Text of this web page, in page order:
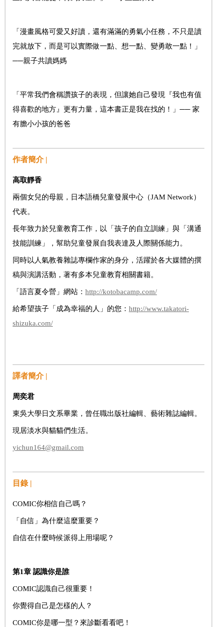
「漫畫風格可愛又好讀，還有滿滿的勇氣小任務，不只是讀
完就放下，而是可以實際做一點、想一點、變勇敢一點！」
──親子共讀媽媽
「平常我們會稱讚孩子的表現，但讓她自己發現『我也有值
得喜歡的地方』更有力量，這本書正是我在找的！」── 家
有膽小小孩的爸爸
作者簡介 |
高取靜香
兩個女兒的母親，日本語橋兒童發展中心（JAM Network）
代表。
長年致力於兒童教育工作，以「孩子的自立訓練」與「溝通
技能訓練」，幫助兒童發展自我表達及人際關係能力。
同時以人氣教養雜誌專欄作家的身分，活躍於各大媒體的撰
稿與演講活動，著有多本兒童教育相關書籍。
「語言夏令營」網站： http://kotobacamp.com/
給希望孩子「成為幸福的人」的您： http://www.takatori-
shizuka.com/
譯者簡介 |
周奕君
東吳大學日文系畢業，曾任職出版社編輯、藝術雜誌編輯。
現居淡水與貓貓們生活。
yichun164@gmail.com
目錄 |
COMIC你相信自己嗎？
「自信」為什麼這麼重要？
自信在什麼時候派得上用場呢？
第1章 認識你是誰
COMIC認識自己很重要！
你覺得自己是怎樣的人？
COMIC你是哪一型？來診斷看看吧！